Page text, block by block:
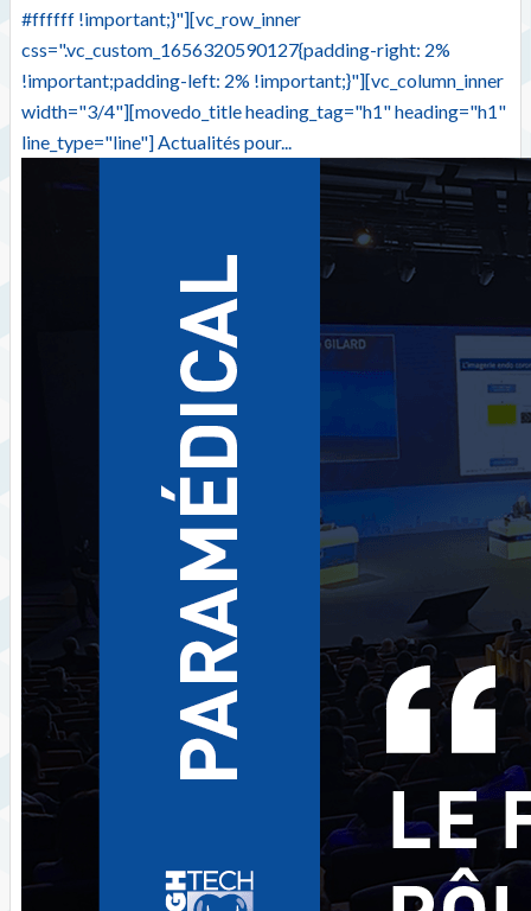
#ffffff !important;}"][vc_row_inner
css=".vc_custom_1656320590127{padding-right: 2%
!important;padding-left: 2% !important;}"][vc_column_inner
width="3/4"][movedo_title heading_tag="h1" heading="h1"
line_type="line"] Actualités pour...